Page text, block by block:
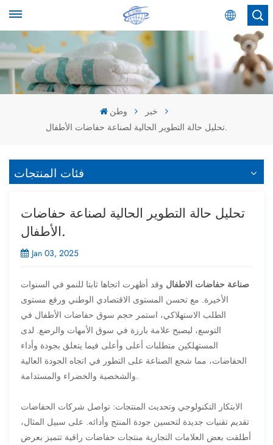
عربي
English
عربي
وطن
خبر
تحليل حالة التطوير الحالية لصناعة حفاضات الأطفال.
فئات المنتجات
تحليل حالة التطوير الحالية لصناعة حفاضات
الأطفال.
Jan 03, 2025
صناعة حفاضات الاطفال وقد أظهرت اتجاها ثابتا للنمو في السنوات
الأخيرة. مع تحسن المستوى الاقتصادي الوطني ورفع مستوى
الطلب الاستهلاكي، استمر حجم سوق حفاضات الأطفال في
التوسع، ليصبح علامة بارزة في سوق الأمهات والرضع. لدى
المستهلكين متطلبات أعلى وأعلى فيما يتعلق بجودة وأداء
الحفاضات، مما شجع الصناعة على التطور في اتجاه الجودة العالية
والشخصية والخضراء والمستدامة.
الابتكار التكنولوجي وتحديث المنتجات: تواصل شركات الحفاضات
تقديم تقنيات جديدة لتحسين جودة المنتج وأدائه. على سبيل المثال،
أطلقت بعض العلامات التجارية منتجات حفاضات راقية تتميز بعرض